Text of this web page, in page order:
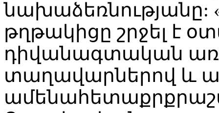
նախաձեռնությանը:
թղթակիցը շրջել է
դիվանագտական
տաղավարներով և